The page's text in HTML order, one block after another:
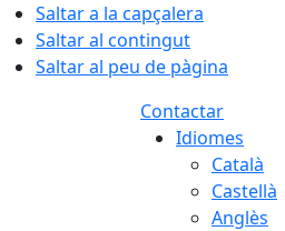
Saltar a la capçalera
Saltar al contingut
Saltar al peu de pàgina
Contactar
Idiomes
Català
Castellà
Anglès